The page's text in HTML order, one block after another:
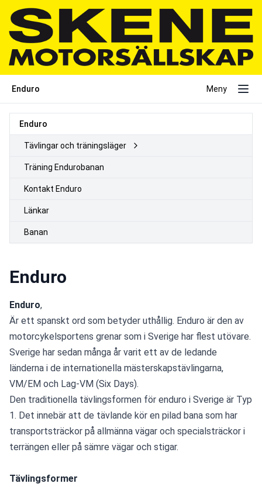
Enduro Meny
Enduro
Tävlingar och träningsläger
Träning Endurobanan
Kontakt Enduro
Länkar
Banan
Enduro
Enduro,
Är ett spanskt ord som betyder uthållig. Enduro är den av
motorcykelsportens grenar som i Sverige har flest utövare.
Sverige har sedan många år varit ett av de ledande
länderna i de internationella mästerskapstävlingarna,
VM/EM och Lag-VM (Six Days).
Den traditionella tävlingsformen för enduro i Sverige är Typ
1. Det innebär att de tävlande kör en pilad bana som har
transportsträckor på allmänna vägar och specialsträckor i
terrängen eller på sämre vägar och stigar.
Tävlingsformer